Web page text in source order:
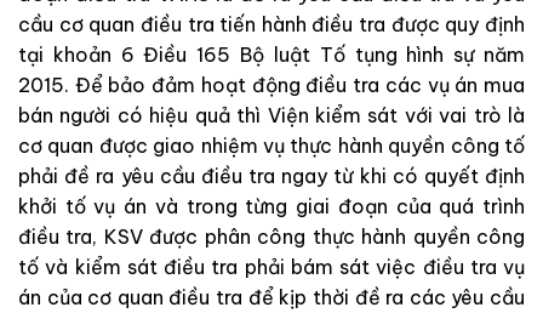
cầu cơ quan điều tra tiến hành điều tra được quy định
tại khoản 6Điều165 Bộ luật Tố tụng hình sự năm
2015. Để bảo đảm hoạt động điều tra các vụ án mua
bán người có hiệu quả thì Viện kiểm sát vớivai trò là
cơ quan được giao nhiệmvụ thực hành quyền công tố
phải đề ra yêu cầu điều tra ngay từ khi có quyết định
khởi tốvụ án và trong từng giai đoạn của quá trình
điều tra, KSV được phân công thực hành quyền công
tốvà kiểm sát điều tra phải bám sátviệc điều tra vụ
án của cơ quan điều tra để kịp thời đề ra các yêu cầu